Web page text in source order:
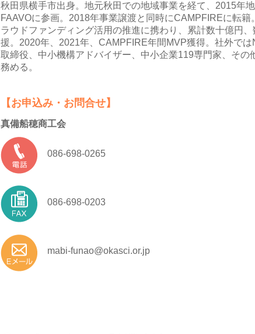
秋田県横手市出身。地元秋田での地域事業を経て、2015年
FAAVOに参画。2018年事業譲渡と同時にCAMPFIREに転
ラウドファンディング活用の推進に携わり、累計数十億円
援。2020年、2021年、CAMPFIRE年間MVP獲得。社外で
取締役、中小機構アドバイザー、中小企業119専門家、その
務める。
【お申込み・お問合せ】
真備船穂商工会
086-698-0265
086-698-0203
mabi-funao@okasci.or.jp